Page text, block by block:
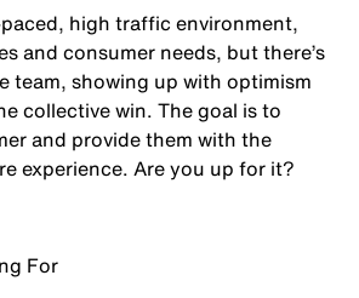
high traffic environment,
and consumer needs, but there’s
team, showing up with optimism
collective win. The goal is to
and provide them with the
experience. Are you up for it?
For